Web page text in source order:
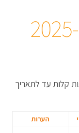
עונה חמישית (2025-
קלות עד לתאריך
הערות